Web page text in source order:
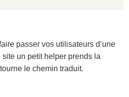
passer vos utilisateurs d’une
site un petit helper prends la
le chemin traduit.